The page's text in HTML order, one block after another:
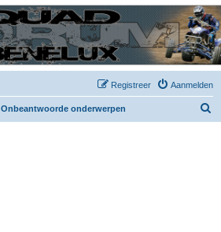
Aanmelden
Registreer
Onbeantwoorde onderwerpen